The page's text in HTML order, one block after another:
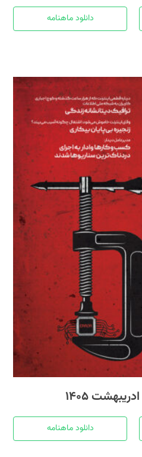
دانلود ماهنامه
دانلود ماهنامه